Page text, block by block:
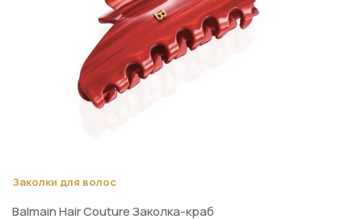
Заколки для волос
Balmain Hair Couture Заколка-краб